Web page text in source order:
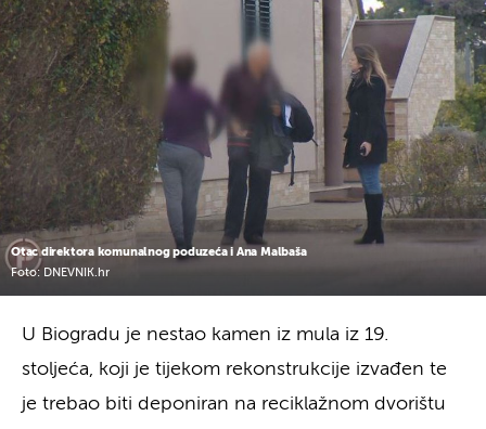
Otac direktora komunalnog poduzeća i Ana Malbaša
Foto: DNEVNIK.hr
U Biogradu je nestao kamen iz mula iz 19.
stoljeća, koji je tijekom rekonstrukcije izvađen te
je trebao biti deponiran na reciklažnom dvorištu